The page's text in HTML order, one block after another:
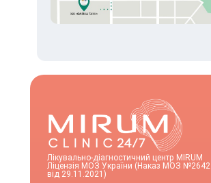
Лікувально-діагностичний центр MIRUM
Ліцензія МОЗ України (Наказ МОЗ №2642
від 29.11.2021)